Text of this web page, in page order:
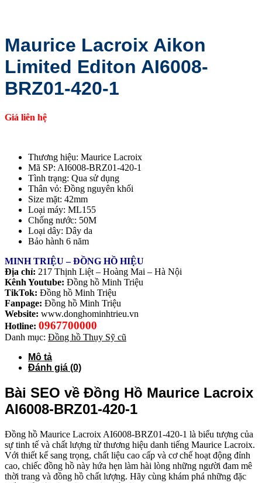
Maurice Lacroix Aikon
Limited Editon AI6008-
BRZ01-420-1
Giá liên hệ
Thương hiệu: Maurice Lacroix
Mã SP: AI6008-BRZ01-420-1
Tình trạng: Qua sử dụng
Thân vỏ: Đồng nguyên khối
Size mặt: 42mm
Loại máy: ML155
Chống nước: 50M
Loại dây: Dây da
Bảo hành 6 năm
MINH TRIỆU – ĐỒNG HỒ HIỆU
Địa chỉ: 217 Thịnh Liệt – Hoàng Mai – Hà Nội
Kênh Youtube: Đồng hồ Minh Triệu
TikTok: Đồng hồ Minh Triệu
Fanpage: Đồng hồ Minh Triệu
Website: www.donghominhtrieu.vn
Hotline: 0967700000
Danh mục: Đồng hồ Thụy Sỹ cũ
Mô tả
Đánh giá (0)
Bài SEO về Đồng Hồ Maurice Lacroix
AI6008-BRZ01-420-1
Đồng hồ Maurice Lacroix AI6008-BRZ01-420-1 là biểu tượng của
sự tinh tế và chất lượng từ thương hiệu danh tiếng Maurice Lacroix.
Với thiết kế sang trọng, chất liệu cao cấp và cơ chế hoạt động đỉnh
cao, chiếc đồng hồ này hứa hẹn làm hài lòng những người đam mê
thời trang và đồng hồ chất lượng. Hãy cùng khám phá những đặc